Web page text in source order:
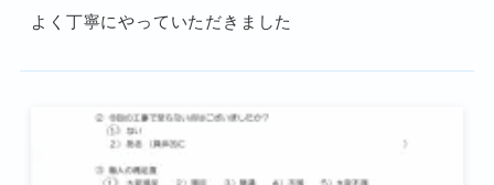
よく丁寧にやっていただきました